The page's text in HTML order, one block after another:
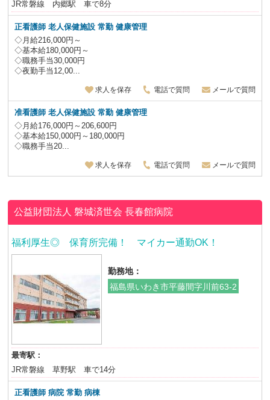
JR常磐線 内郷駅 車で8分
正看護師 老人保健施設常勤 健康管理
◇月給216,000円～
◇基本給180,000円～
◇職務手当30,000円
◇夜勤手当12,00...
求人を保存 電話で質問 メールで質問
准看護師 老人保健施設常勤 健康管理
◇月給176,000円～206,600円
◇基本給150,000円～180,000円
◇職務手当20...
求人を保存 電話で質問 メールで質問
公益財団法人 磐城済世会長春館病院
福利厚生◎ 保育所完備！ マイカー通勤OK！
勤務地：
福島県いわき市平藤間字川前63-2
最寄駅：
JR常磐線 草野駅 車で14分
正看護師 病院 常勤 病棟